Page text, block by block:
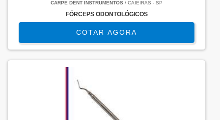
CARPE DENT INSTRUMENTOS / CAIEIRAS - SP
FÓRCEPS ODONTOLÓGICOS
COTAR AGORA